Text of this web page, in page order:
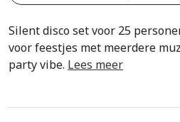
Silent disco set voor 25
voor feestjes met meerdere
party vibe. Lees meer